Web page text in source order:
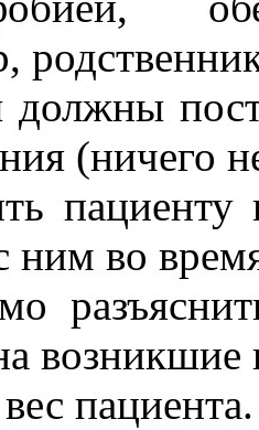
(ничего
ним во
пациента.